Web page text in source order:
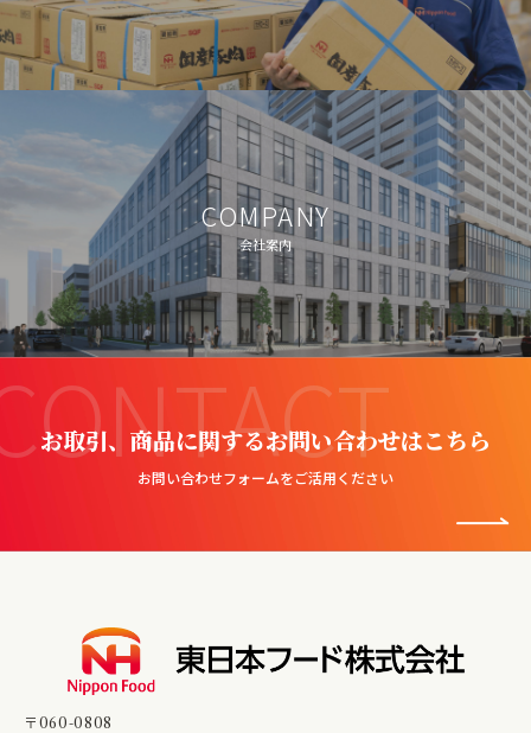
COMPANY
会社案内
お取引、商品に関するお問い合わせはこちら
お問い合わせフォームをご活用ください
〒060-0808